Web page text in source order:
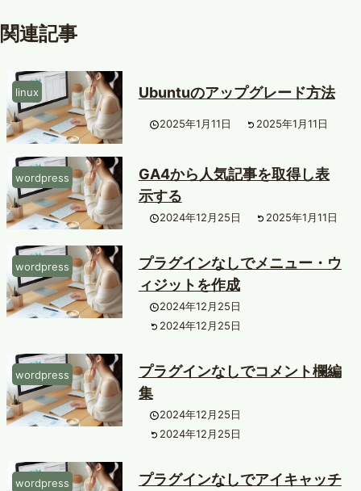
関連記事
linux Ubuntuのアップグレード方法
2025年1月11日 2025年1月11日
wordpress
GA4から人気記事を取得し表
示する
2024年12月25日 2025年1月11日
wordpress
プラグインなしでメニュー・ウ
ィジットを作成
2024年12月25日
2024年12月25日
wordpress
プラグインなしでコメント欄編
集
2024年12月25日
2024年12月25日
wordpress
プラグインなしでアイキャッチ